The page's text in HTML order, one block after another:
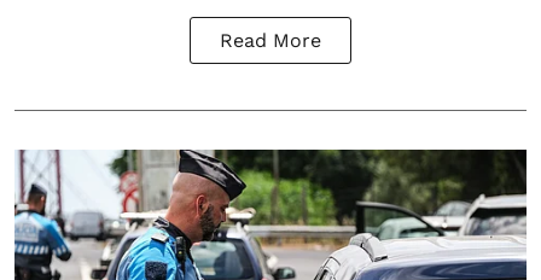
Read More